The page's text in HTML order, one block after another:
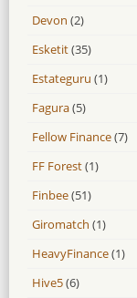
Devon (2)
Esketit(35)
Estateguru (1)
Fagura(5)
Fellow Finance(7)
FF Forest(1)
Finbee(51)
Giromatch (1)
HeavyFinance(1)
Hive5(6)